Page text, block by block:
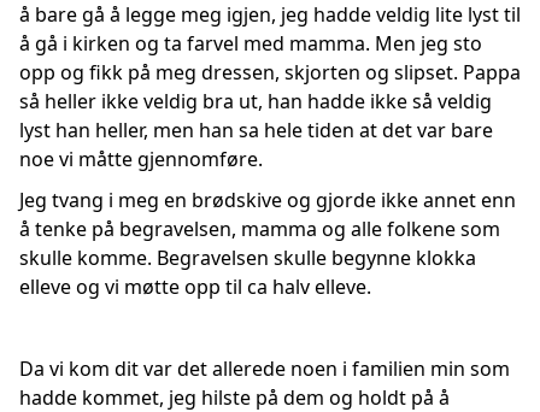
å bare gå å legge meg igjen, jeg hadde veldig lite lyst til
å gå i kirken og ta farvel med mamma. Men jeg sto
opp og fikk på meg dressen, skjorten og slipset. Pappa
så heller ikke veldig bra ut, han hadde ikke så veldig
lyst han heller, men han sa hele tiden at det var bare
noe vi måtte gjennomføre.
Jeg tvang i meg en brødskive og gjorde ikke annet enn
å tenke på begravelsen, mamma og alle folkene som
skulle komme. Begravelsen skulle begynne klokka
elleve og vi møtte opp til ca halv elleve.
Da vi kom dit var det allerede noen i familien min som
hadde kommet, jeg hilste på dem og holdt på å